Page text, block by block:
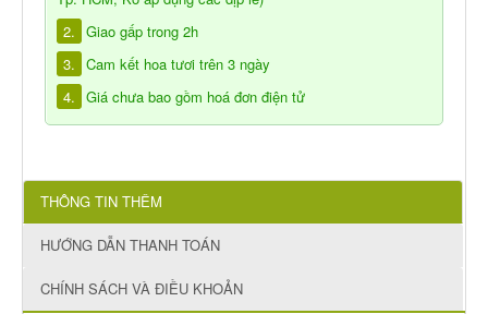
2. Giao gấp trong 2h
3. Cam kết hoa tươi trên 3 ngày
4. Giá chưa bao gồm hoá đơn điện tử
THÔNG TIN THÊM
HƯỚNG DẪN THANH TOÁN
CHÍNH SÁCH VÀ ĐIỀU KHOẢN